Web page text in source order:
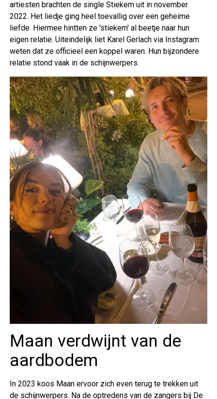
artiesten brachten de single Stiekem uit in november
2022. Het liedje ging heel toevallig over een geheime
liefde. Hiermee hintten ze 'stiekem' al beetje naar hun
eigen relatie. Uiteindelijk liet Karel Gerlach via Instagram
weten dat ze officieel een koppel waren. Hun bijzondere
relatie stond vaak in de schijnwerpers.
Maan verdwijnt van de
aardbodem
In 2023 koos Maan ervoor zich even terug te trekken uit
de schijnwerpers. Na de optredens van de zangers bij De